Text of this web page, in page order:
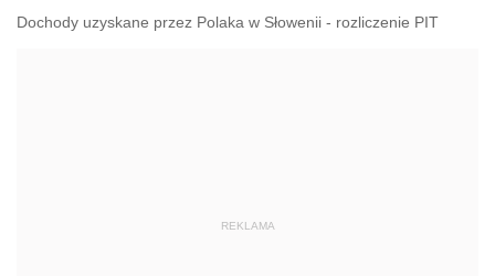
Dochody uzyskane przez Polaka w Słowenii - rozliczenie PIT